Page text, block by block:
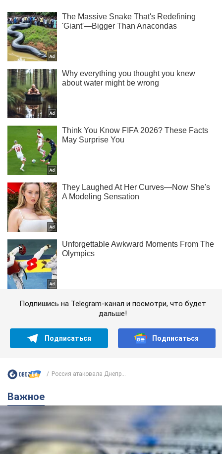
Подпишись на Telegram-канал и посмотри, что будет
дальше!
Подписаться Подписаться
Россия атаковала Днепр...
Важное